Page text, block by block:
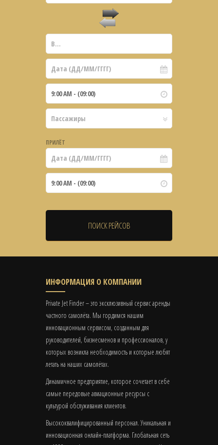
ПРИЛЁТ
ИНФОРМАЦИЯ О КОМПАНИИ
Private Jet Finder – это эксклюзивный сервис аренды
частного самолёта. Мы гордимся нашим
инновационным сервисом, созданным для
руководителей, бизнесменов и профессионалов, у
которых возникла необходимость и которые любят
летать на наших самолётах.
Динамичное предприятие, которое сочетает в себе
самые передовые авиационные ресурсы с
культурой обслуживания клиентов.
Высококвалифицированный персонал. Уникальная и
инновационная онлайн-платформа. Глобальная сеть